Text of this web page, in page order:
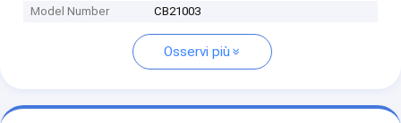
Model Number CB21003
Osservi più